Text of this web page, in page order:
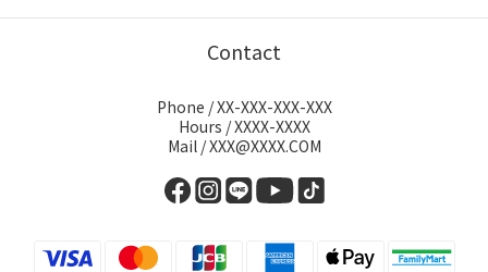
Contact
Phone / XX-XXX-XXX-XXX
Hours / XXXX-XXXX
Mail / XXX@XXXX.COM